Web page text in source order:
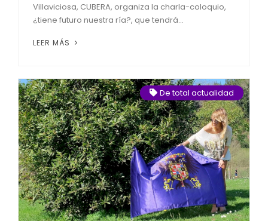
Villaviciosa, CUBERA, organiza la charla-coloquio,
¿tiene futuro nuestra ría?, que tendrá...
LEER MÁS
De total actualidad